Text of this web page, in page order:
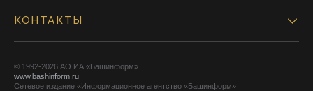
КОНТАКТЫ
© 1992-2026 АО ИА «Башинформ».
www.bashinform.ru
Сетевое издание «Информационное агентство «Башинформ»